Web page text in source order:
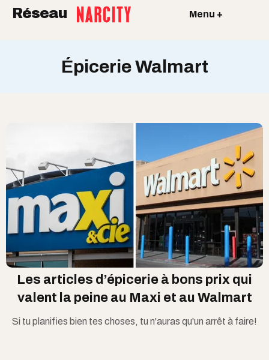
Réseau Menu +
Épicerie Walmart
Les articles d’épicerie à bons prix qui
valent la peine au Maxi et au Walmart
Si tu planifies bien tes choses, tu n'auras qu'un arrêt à faire!